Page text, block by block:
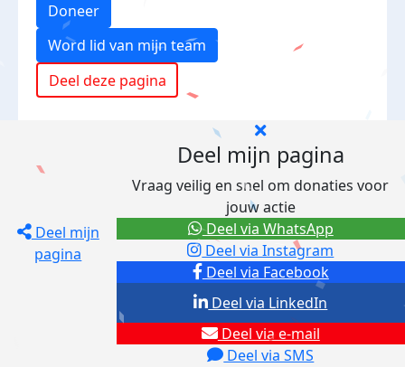
Doneer
Word lid van mijn team
Deel deze pagina
Deel mijn
pagina
Deel mijn pagina
Vraag veilig en snel om donaties voor
jouw actie
Deel via Facebook
Deel via Instagram
Deel via e-mail
Deel via SMS
Deel via LinkedIn
Deel via WhatsApp